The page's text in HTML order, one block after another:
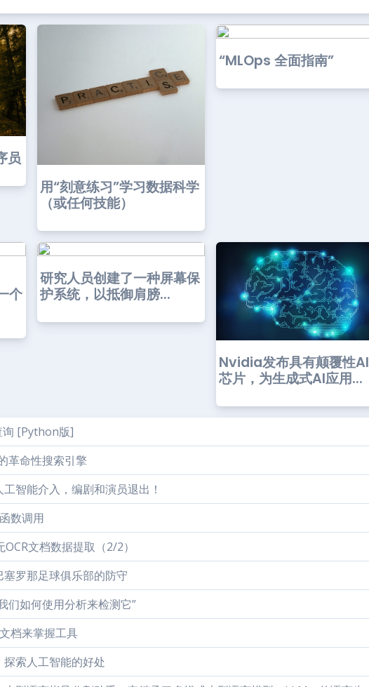
员
用“刻意练习”学习数据科学
（或任何技能）
“MLOps 全面指南”
个
研究人员创建了一种屏幕保
护系统，以抵御肩膀...
Nvidia发布具有颠覆性AI
芯片，为生成式AI应用...
询 [Python版]
革命性搜索引擎
智能介入，编剧和演员退出！
数调用
文档数据提取（2/2）
罗那足球俱乐部的防守
们如何使用分析来检测它”
档来掌握工具
索人工智能的好处